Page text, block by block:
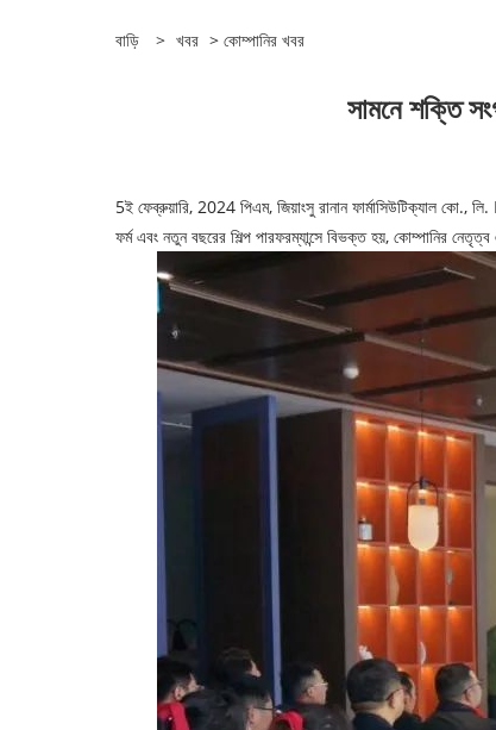
বাড়ি > খবর > কোম্পানির খবর
সামনে শক্তি
5ই ফেব্রুয়ারি, 2024 পিএম, জিয়াংসু রানান ফার্মাসিউটিক্যাল কো.,
ফর্ম এবং নতুন বছরের শিল্প পারফরম্যান্সে বিভক্ত হয়, কোম্পানির